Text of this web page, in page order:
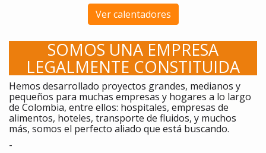
Ver calentadores
SOMOS UNA EMPRESA
LEGALMENTE CONSTITUIDA
Hemos desarrollado proyectos grandes, medianos y
pequeños para muchas empresas y hogares a lo largo
de Colombia, entre ellos: hospitales, empresas de
alimentos, hoteles, transporte de fluidos, y muchos
más, somos el perfecto aliado que está buscando.
-